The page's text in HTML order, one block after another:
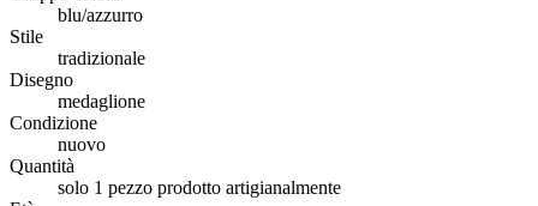
blu/azzurro
Stile
tradizionale
Disegno
medaglione
Condizione
nuovo
Quantità
solo 1 pezzo prodotto artigianalmente